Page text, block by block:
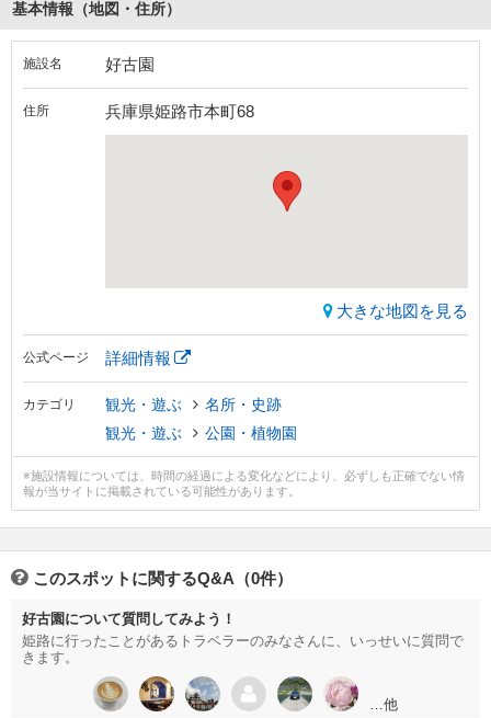
基本情報（地図・住所）
施設名 好古園
住所 兵庫県姫路市本町68
大きな地図を見る
公式ページ 詳細情報
カテゴリ 観光・遊ぶ
名所・史跡
観光・遊ぶ
公園・植物園
※施設情報については、時間の経過による変化などにより、必ずしも正確でない情
報が当サイトに掲載されている可能性があります。
このスポットに関するQ&A（0件）
好古園について質問してみよう！
姫路に行ったことがあるトラベラーのみなさんに、いっせいに質問で
きます。
…他